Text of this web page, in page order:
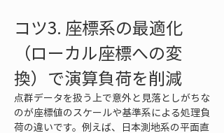
コツ3. 座標系の最適化
（ローカル座標への変
換）で演算負荷を削減
点群データを扱う上で意外と見落としがちな
のが座標値のスケールや基準系による処理負
荷の違いです。例えば、日本測地系の平面直